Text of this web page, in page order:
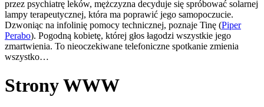
przez psychiatrę leków, mężczyzna decyduje się spróbować solarnej
lampy terapeutycznej, która ma poprawić jego samopoczucie.
Dzwoniąc na infolinię pomocy technicznej, poznaje Tinę (Piper
Perabo). Pogodną kobietę, której głos łagodzi wszystkie jego
zmartwienia. To nieoczekiwane telefoniczne spotkanie zmienia
wszystko…
Strony WWW